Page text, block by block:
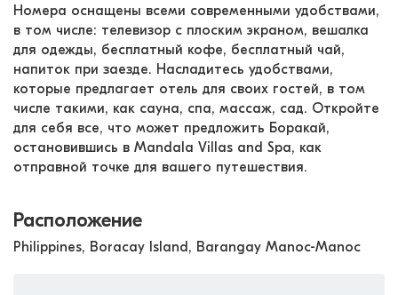
Номера оснащены всеми современными удобствами,
в том числе: телевизор с плоским экраном, вешалка
для одежды, бесплатный кофе, бесплатный чай,
напиток при заезде. Насладитесь удобствами,
которые предлагает отель для своих гостей, в том
числе такими, как сауна, спа, массаж, сад. Откройте
для себя все, что может предложить Боракай,
остановившись в Mandala Villas and Spa, как
отправной точке для вашего путешествия.
Расположение
Philippines, Boracay Island, Barangay Manoc-Manoc